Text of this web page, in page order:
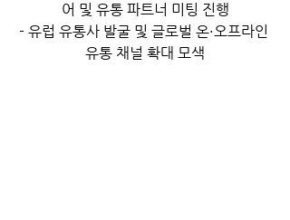
어 및 유통 파트너 미팅 진행
- 유럽 유통사 발굴 및 글로벌 온·오프라인
유통 채널 확대 모색